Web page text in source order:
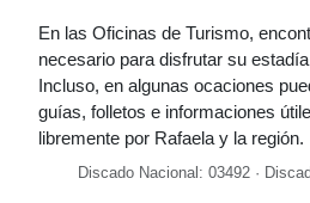
En las Oficinas de Turismo,
necesario para disfrutar su
Incluso, en algunas ocaciones
guías, folletos e informaciones
libremente por Rafaela y la región.
Discado Nacional: 03492 ·